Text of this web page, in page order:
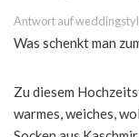
Antwort auf
Was schenkt man
Zu diesem
warmes, weiches,